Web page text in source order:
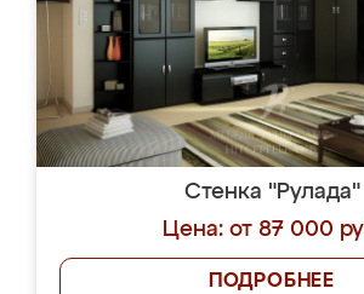
Стенка "Рулада"
Цена: от 87 000
ПОДРОБНЕЕ